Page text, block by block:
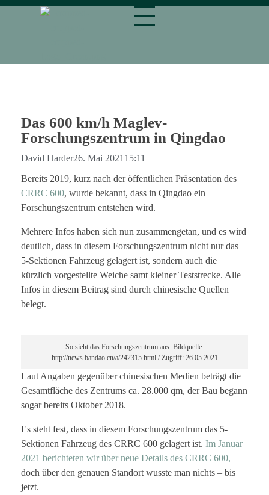
Das 600 km/h Maglev-
Forschungszentrum in Qingdao
David Harder26. Mai 2021 15:11
Bereits 2019, kurz nach der öffentlichen Präsentation des
CRRC 600, wurde bekannt, dass in Qingdao ein
Forschungszentrum entstehen wird.
Mehrere Infos haben sich nun zusammengetan, und es wird
deutlich, dass in diesem Forschungszentrum nicht nur das
5-Sektionen Fahrzeug gelagert ist, sondern auch die
kürzlich vorgestellte Weiche samt kleiner Teststrecke. Alle
Infos in diesem Beitrag sind durch chinesische Quellen
belegt.
So sieht das Forschungszentrum aus. Bildquelle:
http://news.bandao.cn/a/242315.html / Zugriff: 26.05.2021
Laut Angaben gegenüber chinesischen Medien beträgt die
Gesamtfläche des Zentrums ca. 28.000 qm, der Bau begann
sogar bereits Oktober 2018.
Es steht fest, dass in diesem Forschungszentrum das 5-
Sektionen Fahrzeug des CRRC 600 gelagert ist. Im Januar
2021 berichteten wir über neue Details des CRRC 600,
doch über den genauen Standort wusste man nichts – bis
jetzt.